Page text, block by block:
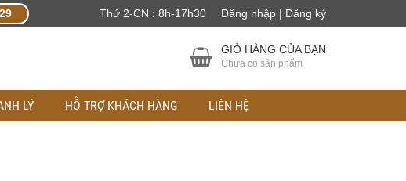
Thứ 2-CN : 8h-17h30 Đăng nhập | Đăng ký
GIỎ HÀNG CỦA BẠN
Chưa có sản phẩm
LÝ HỖ TRỢ KHÁCH HÀNG LIÊN HỆ